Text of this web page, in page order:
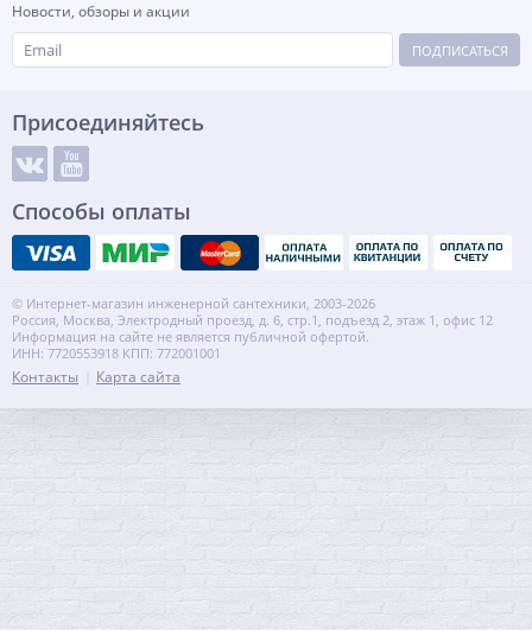
Новости, обзоры и акции
ПОДПИСАТЬСЯ
Присоединяйтесь
Способы оплаты
© Интернет-магазин инженерной сантехники, 2003-2026
Россия, Москва, Электродный проезд, д. 6, стр.1, подъезд 2, этаж 1, офис 12
Информация на сайте не является публичной офертой.
ИНН: 7720553918 КПП: 772001001
Контакты Карта сайта